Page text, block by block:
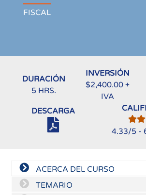
FISCAL
DURACIÓN
5 HRS.
INVERSIÓN
$2,400.00 +
IVA
DESCARGA
4.33/5 -
ACERCA DEL CURSO
TEMARIO